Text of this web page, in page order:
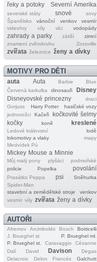
řeky a potoky Severní Amerika
severské státy snové
sovy
Španělsko
vánoční venkov
vesmír
videohry
víly vlci vodopády
zahrady a parky zátiší
zimní
znamení zvěrokruhu
Zozoville
zvířata železnice ženy a dívky
MOTIVY PRO DĚTI
auta Auta Barbie
Blue
Červená karkulka
dinosauři
Disney
Disneyovské princezny
draci
Gorjuss
Harry Potter
hasičské vozy
jednorožci
Kačeři
kočkovité šelmy
kočky
koně kreslené
Ledové království
lodě
lokomotivy a vlaky
mapy
Medvídek Pú
Mickey Mouse a Minnie
Můj malý pony plyšáci
podmořské
policie
Popelka povolání
Prasátko Peppa psi
Sněhurka
Spider‐Man
stavební a zemědělské stroje
venkov
vesmír víly zvířata ženy a dívky
AUTOŘI
Afremov Arcimboldo Bosch
Botticelli
J. Brueghel st.
P. Brueghel ml.
P. Brueghel st.
Caravaggio
Cézanne
Dalí
David Davison
Degas
Delacroix
Delon Francés
Galchutt